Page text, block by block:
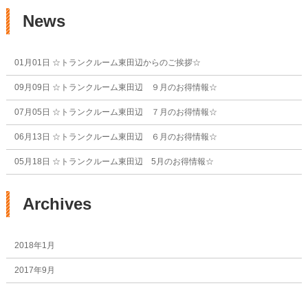
News
01月01日 ☆トランクルーム東田辺からのご挨拶☆
09月09日 ☆トランクルーム東田辺 ９月のお得情報☆
07月05日 ☆トランクルーム東田辺 ７月のお得情報☆
06月13日 ☆トランクルーム東田辺 ６月のお得情報☆
05月18日 ☆トランクルーム東田辺 5月のお得情報☆
Archives
2018年1月
2017年9月